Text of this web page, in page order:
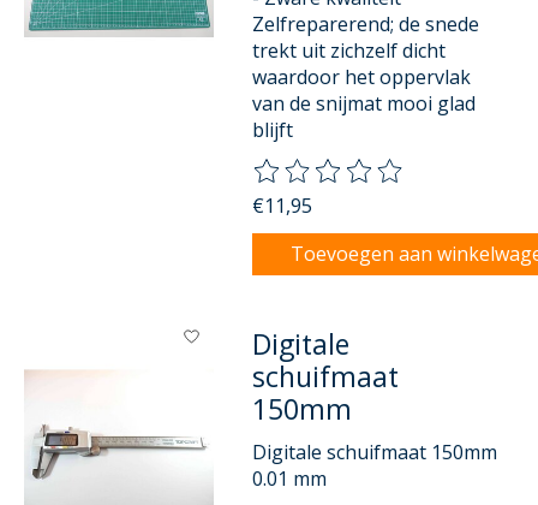
Zelfreparerend; de snede
trekt uit zichzelf dicht
waardoor het oppervlak
van de snijmat mooi glad
blijft
De beoordeling van dit
€11,95
Toevoegen aan
Digitale
schuifmaat
150mm
Digitale schuifmaat 150mm
0.01 mm